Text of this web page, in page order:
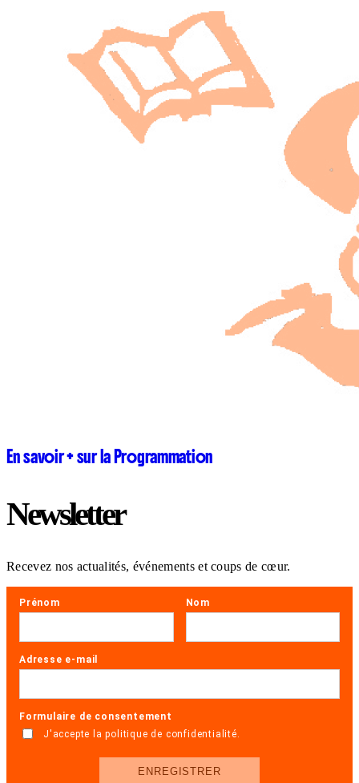
En savoir + sur la Programmation
Newsletter
Recevez nos actualités, événements et coups de cœur.